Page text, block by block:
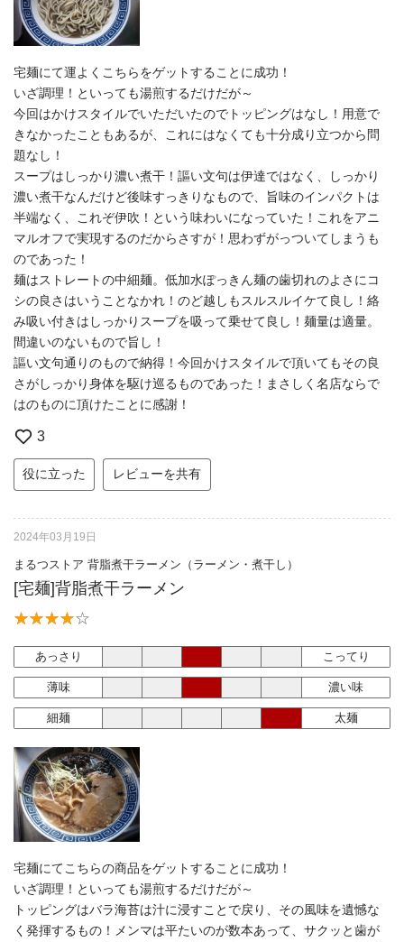
宅麺にて運よくこちらをゲットすることに成功！
いざ調理！といっても湯煎するだけだが～
今回はかけスタイルでいただいたのでトッピングはなし！用意で
きなかったこともあるが、これにはなくても十分成り立つから問
題なし！
スープはしっかり濃い煮干！謳い文句は伊達ではなく、しっかり
濃い煮干なんだけど後味すっきりなもので、旨味のインパクトは
半端なく、これぞ伊吹！という味わいになっていた！これをアニ
マルオフで実現するのだからさすが！思わずがっついてしまうも
のであった！
麺はストレートの中細麺。低加水ぽっきん麺の歯切れのよさにコ
シの良さはいうことなかれ！のど越しもスルスルイケて良し！絡
み吸い付きはしっかりスープを吸って乗せて良し！麺量は適量。
間違いのないもので旨し！
謳い文句通りのもので納得！今回かけスタイルで頂いてもその良
さがしっかり身体を駆け巡るものであった！まさしく名店ならで
はのものに頂けたことに感謝！
3
役に立った レビューを共有
2024年03月19日
まるつストア 背脂煮干ラーメン（ラーメン・煮干し）
[宅麺]背脂煮干ラーメン
あっさり こってり
薄味 濃い味
細麺 太麺
宅麺にてこちらの商品をゲットすることに成功！
いざ調理！といっても湯煎するだけだが～
トッピングはバラ海苔は汁に浸すことで戻り、その風味を遺憾な
く発揮するもの！メンマは平たいのが数本あって、サクッと歯が